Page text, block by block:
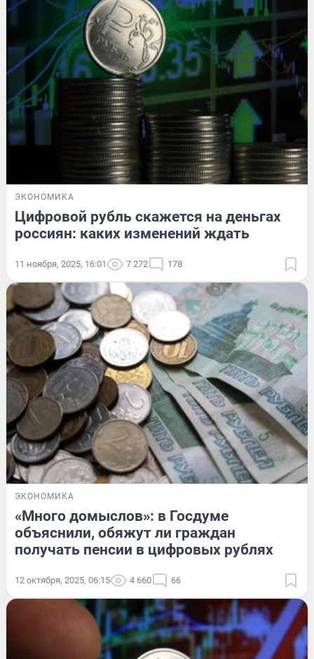
ЭКОНОМИКА
Цифровой рубль скажется на деньгах
россиян: каких изменений ждать
11 ноября, 2025, 16:01 7 272 178
ЭКОНОМИКА
«Много домыслов»: в Госдуме
объяснили, обяжут ли граждан
получать пенсии в цифровых рублях
12 октября, 2025, 06:15 4 660 66